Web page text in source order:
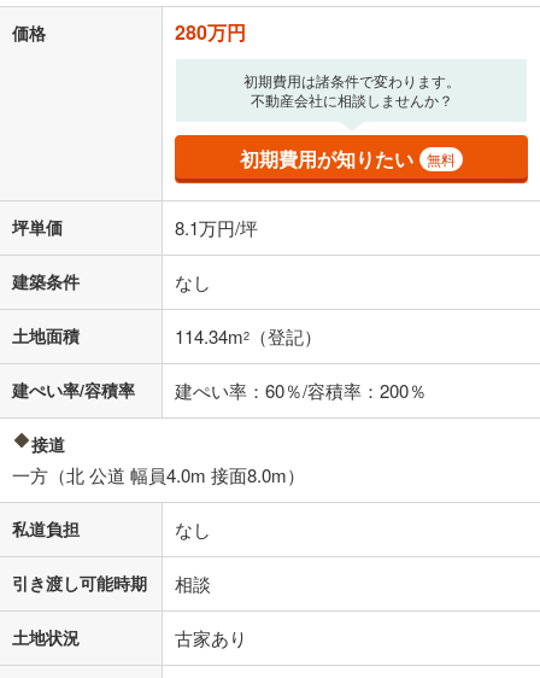
価格 280万円
初期費用は諸条件で変わります。
不動産会社に相談しませんか？
初期費用が知りたい 無料
坪単価 8.1万円/坪
建築条件 なし
土地面積 114.34m2 （登記）
建ぺい率/容積率 建ぺい率：60％/容積率：200％
接道
一方（北 公道 幅員4.0m 接面8.0m）
私道負担 なし
引き渡し可能時期 相談
土地状況 古家あり